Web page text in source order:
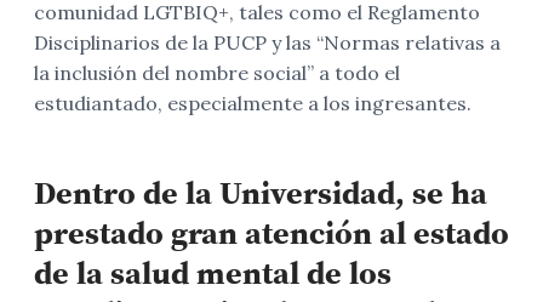
comunidad LGTBIQ+, tales como el Reglamento
Disciplinarios de la PUCP y las “Normas relativas a
la inclusión del nombre social” a todo el
estudiantado, especialmente a los ingresantes.
Dentro de la Universidad, se ha
prestado gran atención al estado
de la salud mental de los